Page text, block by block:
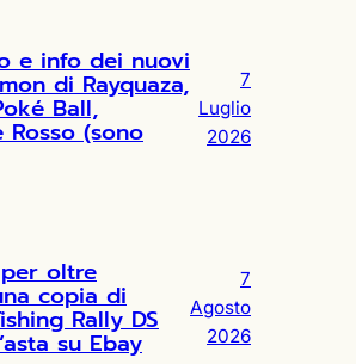
e info dei nuovi
di Rayquaza,
Ball,
(sono
7
Luglio
2026
oltre
copia di
Rally DS
su Ebay
7
Agosto
2026